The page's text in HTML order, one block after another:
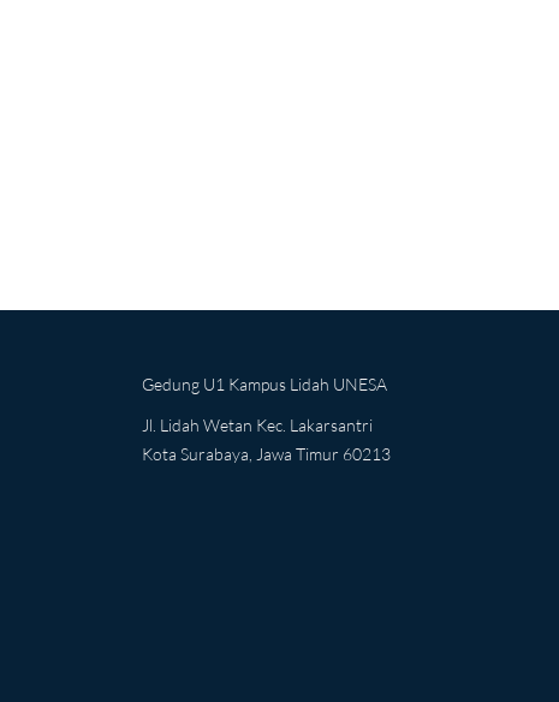
Gedung U1 Kampus Lidah UNESA
Jl. Lidah Wetan Kec. Lakarsantri
Kota Surabaya, Jawa Timur 60213